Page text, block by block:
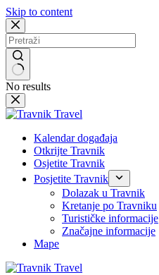
Skip to content
No results
Kalendar događaja
Otkrijte Travnik
Osjetite Travnik
Posjetite Travnik
Dolazak u Travnik
Kretanje po Travniku
Turističke informacije
Značajne informacije
Mape